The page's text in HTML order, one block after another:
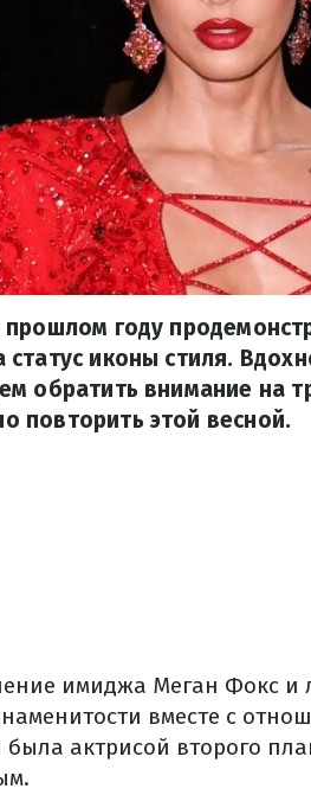
году
статус иконы стиля.
обратить внимание на
повторить этой весной.
имиджа Меган Фокс
вместе с
актрисой второго